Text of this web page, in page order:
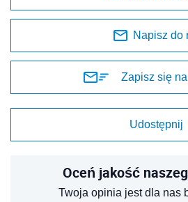
Napisz do
Zapisz się
Udostępnij
Oceń jakość
Twoja opinia jest dla nas